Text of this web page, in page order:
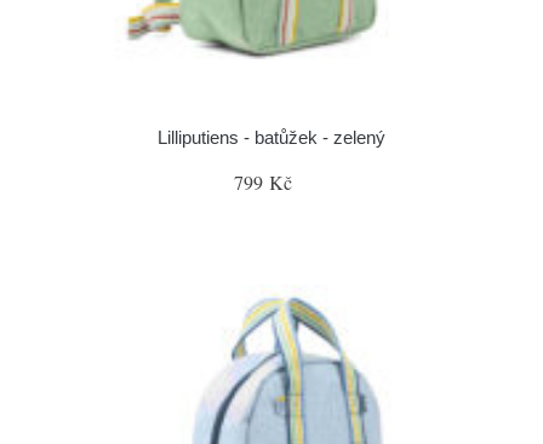
Lilliputiens - batůžek - zelený
799 Kč